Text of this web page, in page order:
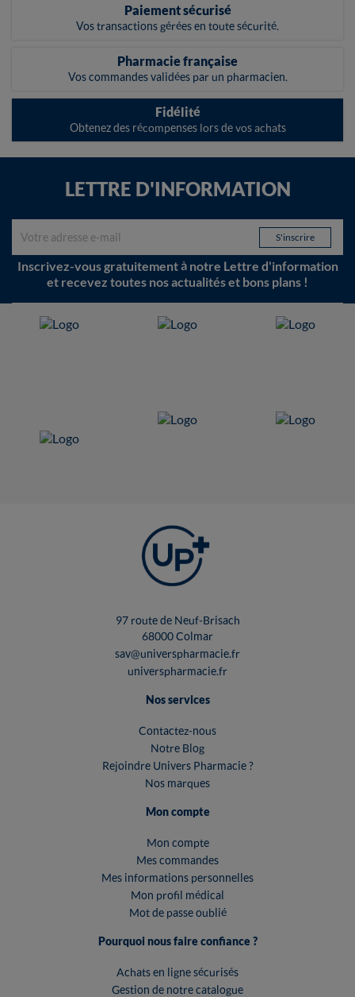
Paiement sécurisé
Vos transactions gérées en toute sécurité.
Pharmacie française
Vos commandes validées par un pharmacien.
Fidélité
Obtenez des récompenses lors de vos achats
LETTRE D'INFORMATION
Inscrivez-vous gratuitement à notre Lettre d'information
et recevez toutes nos actualités et bons plans !
97 route de Neuf-Brisach
68000 Colmar
sav@universpharmacie.fr
universpharmacie.fr
Nos services
Contactez-nous
Notre Blog
Rejoindre Univers Pharmacie ?
Nos marques
Mon compte
Mon compte
Mes commandes
Mes informations personnelles
Mon profil médical
Mot de passe oublié
Pourquoi nous faire confiance ?
Achats en ligne sécurisés
Gestion de notre catalogue